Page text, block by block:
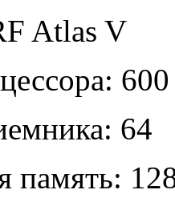
Atlas V
64
память: